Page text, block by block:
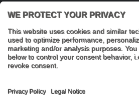
Impressum
Buchungsanfrage